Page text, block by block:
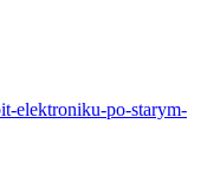
elektroniku-po-starym-